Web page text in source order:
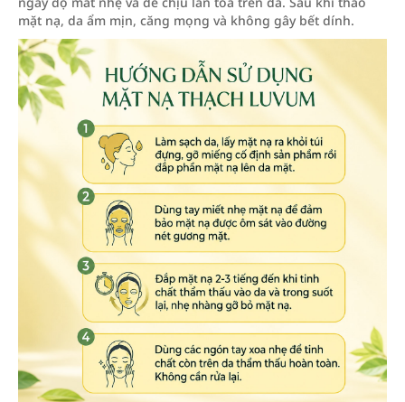
mặt nạ, da ẩm mịn, căng mọng và không gây bết dính.